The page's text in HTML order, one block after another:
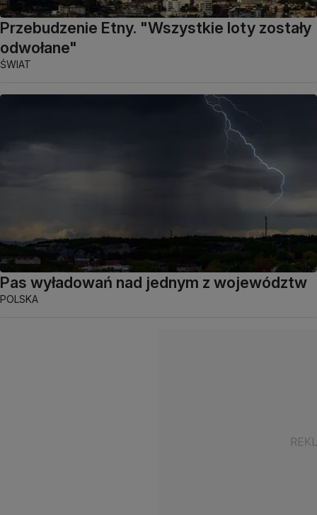
Przebudzenie Etny. "Wszystkie loty zostały
odwołane"
ŚWIAT
Pas wyładowań nad jednym z województw
POLSKA